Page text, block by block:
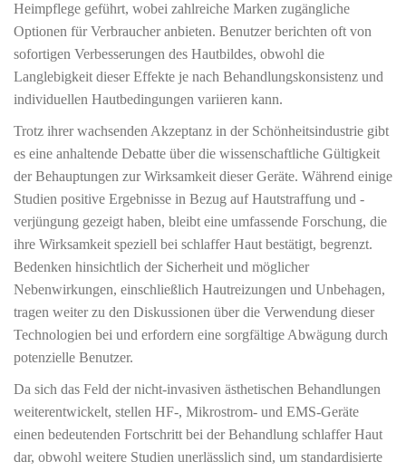
Heimpflege geführt, wobei zahlreiche Marken zugängliche
Optionen für Verbraucher anbieten. Benutzer berichten oft von
sofortigen Verbesserungen des Hautbildes, obwohl die
Langlebigkeit dieser Effekte je nach Behandlungskonsistenz und
individuellen Hautbedingungen variieren kann.
Trotz ihrer wachsenden Akzeptanz in der Schönheitsindustrie gibt
es eine anhaltende Debatte über die wissenschaftliche Gültigkeit
der Behauptungen zur Wirksamkeit dieser Geräte. Während einige
Studien positive Ergebnisse in Bezug auf Hautstraffung und -
verjüngung gezeigt haben, bleibt eine umfassende Forschung, die
ihre Wirksamkeit speziell bei schlaffer Haut bestätigt, begrenzt.
Bedenken hinsichtlich der Sicherheit und möglicher
Nebenwirkungen, einschließlich Hautreizungen und Unbehagen,
tragen weiter zu den Diskussionen über die Verwendung dieser
Technologien bei und erfordern eine sorgfältige Abwägung durch
potenzielle Benutzer.
Da sich das Feld der nicht-invasiven ästhetischen Behandlungen
weiterentwickelt, stellen HF-, Mikrostrom- und EMS-Geräte
einen bedeutenden Fortschritt bei der Behandlung schlaffer Haut
dar, obwohl weitere Studien unerlässlich sind, um standardisierte